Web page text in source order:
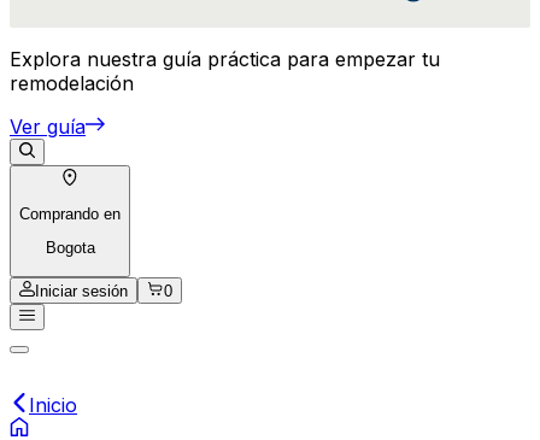
Explora nuestra guía práctica para empezar tu
remodelación
Ver guía
Comprando en
Bogota
Iniciar sesión 0
Inicio